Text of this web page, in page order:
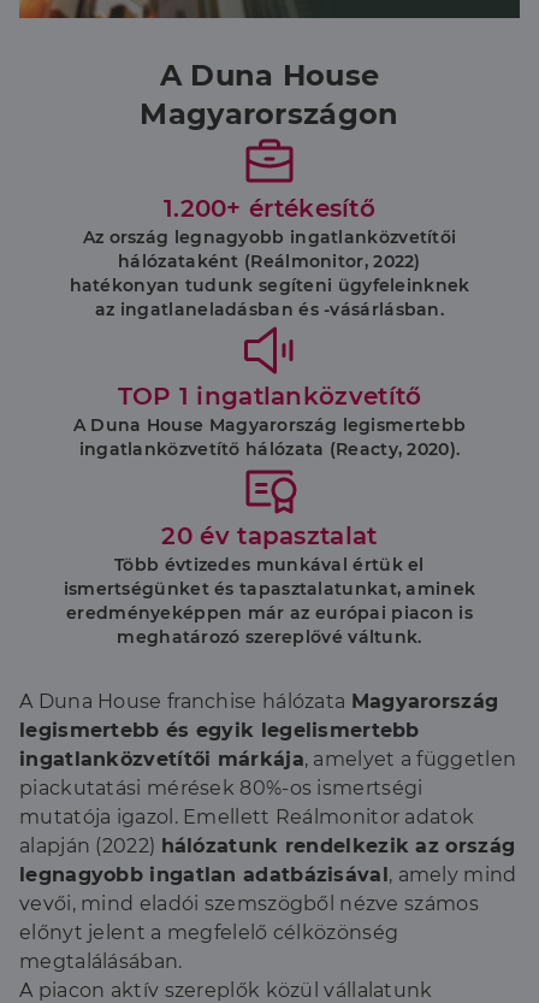
A Duna House
Magyarországon
1.200+ értékesítő
Az ország legnagyobb ingatlanközvetítői
hálózataként (Reálmonitor, 2022)
hatékonyan tudunk segíteni ügyfeleinknek
az ingatlaneladásban és -vásárlásban.
TOP 1 ingatlanközvetítő
A Duna House Magyarország legismertebb
ingatlanközvetítő hálózata (Reacty, 2020).
20 év tapasztalat
Több évtizedes munkával értük el
ismertségünket és tapasztalatunkat, aminek
eredményeképpen már az európai piacon is
meghatározó szereplővé váltunk.
A Duna House franchise hálózata Magyarország
legismertebb és egyik legelismertebb
ingatlanközvetítői márkája, amelyet a független
piackutatási mérések 80%-os ismertségi
mutatója igazol. Emellett Reálmonitor adatok
alapján (2022) hálózatunk rendelkezik az ország
legnagyobb ingatlan adatbázisával, amely mind
vevői, mind eladói szemszögből nézve számos
előnyt jelent a megfelelő célközönség
megtalálásában.
A piacon aktív szereplők közül vállalatunk